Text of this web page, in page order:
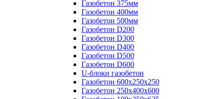
Газобетон 375мм
Газобетон 400мм
Газобетон 500мм
Газобетон D200
Газобетон D300
Газобетон D400
Газобетон D500
Газобетон D600
U-блоки газобетон
Газобетон 600x250x250
Газобетон 250x400x600